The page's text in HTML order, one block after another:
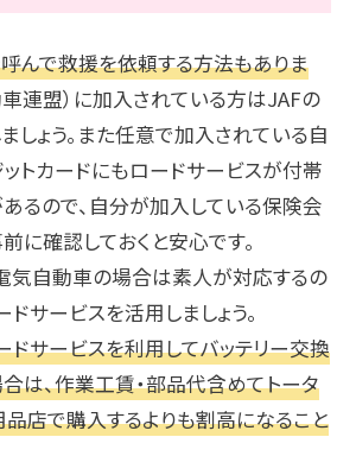
んで救援を依頼する方法もありま
連盟）に加入されている方はJAFの
しょう。また任意で加入されている自
トカードにもロードサービスが付帯
るので、自分が加入している保険会
に確認しておくと安心です。
気自動車の場合は素人が対応するの
サービスを活用しましょう。
ドサービスを利用してバッテリー交換
は、作業工賃・部品代含めてトータ
店で購入するよりも割高になること